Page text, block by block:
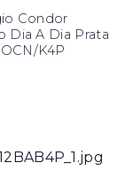
Condor
Dia A Dia Prata
K4P